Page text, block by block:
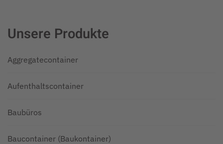
Unsere Produkte
Aggregatecontainer
Aufenthaltscontainer
Baubüros
Baucontainer (Baukontainer)